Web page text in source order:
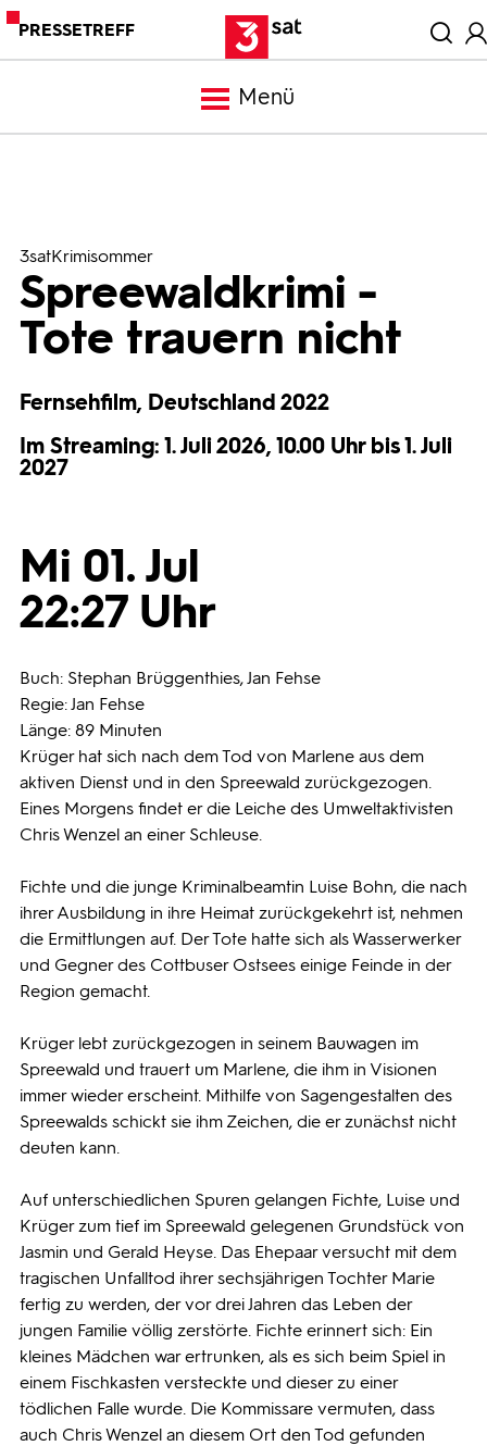
PRESSETREFF
Menü
Mediathek
Bilder
3satKrimisommer
Spreewaldkrimi -
Tote trauern nicht
Fernsehfilm, Deutschland 2022
Im Streaming: 1. Juli 2026, 10.00 Uhr bis 1. Juli
2027
Mi 01. Jul
22:27 Uhr
Buch: Stephan Brüggenthies, Jan Fehse
Regie: Jan Fehse
Länge: 89 Minuten
Krüger hat sich nach dem Tod von Marlene aus dem
aktiven Dienst und in den Spreewald zurückgezogen.
Eines Morgens findet er die Leiche des Umweltaktivisten
Chris Wenzel an einer Schleuse.
Fichte und die junge Kriminalbeamtin Luise Bohn, die nach
ihrer Ausbildung in ihre Heimat zurückgekehrt ist, nehmen
die Ermittlungen auf. Der Tote hatte sich als Wasserwerker
und Gegner des Cottbuser Ostsees einige Feinde in der
Region gemacht.
Krüger lebt zurückgezogen in seinem Bauwagen im
Spreewald und trauert um Marlene, die ihm in Visionen
immer wieder erscheint. Mithilfe von Sagengestalten des
Spreewalds schickt sie ihm Zeichen, die er zunächst nicht
deuten kann.
Auf unterschiedlichen Spuren gelangen Fichte, Luise und
Krüger zum tief im Spreewald gelegenen Grundstück von
Jasmin und Gerald Heyse. Das Ehepaar versucht mit dem
tragischen Unfalltod ihrer sechsjährigen Tochter Marie
fertig zu werden, der vor drei Jahren das Leben der
jungen Familie völlig zerstörte. Fichte erinnert sich: Ein
kleines Mädchen war ertrunken, als es sich beim Spiel in
einem Fischkasten versteckte und dieser zu einer
tödlichen Falle wurde. Die Kommissare vermuten, dass
auch Chris Wenzel an diesem Ort den Tod gefunden